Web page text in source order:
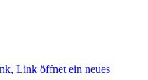
Link öffnet ein neues